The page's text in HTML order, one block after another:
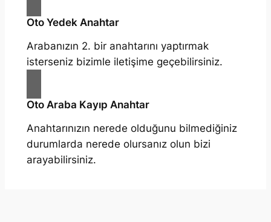
Oto Yedek Anahtar
Arabanızın 2. bir anahtarını yaptırmak
isterseniz bizimle iletişime geçebilirsiniz.
Oto Araba Kayıp Anahtar
Anahtarınızın nerede olduğunu bilmediğiniz
durumlarda nerede olursanız olun bizi
arayabilirsiniz.